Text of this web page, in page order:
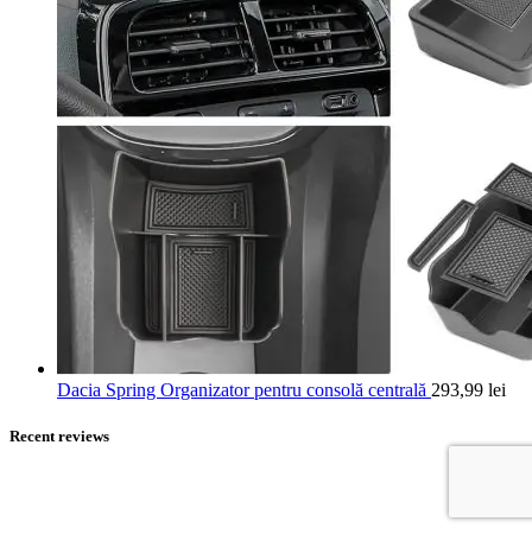
Dacia Spring Organizator pentru consolă centrală 293,99 lei
Recent reviews